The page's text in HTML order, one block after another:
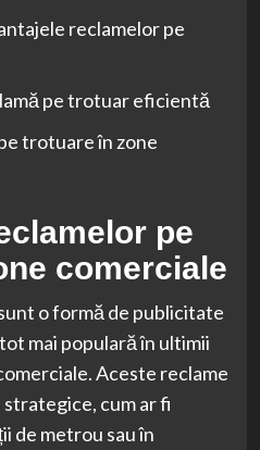
reclamelor pe
pe trotuar eficientă
trotuare în zone
pe
comerciale
o formă de publicitate
mai populară în ultimii
Aceste reclame
cum ar fi
de metrou sau în